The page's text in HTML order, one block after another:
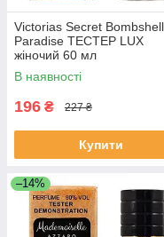
Victorias Secret Bombshell
Paradise ТЕСТЕР LUX
жіночий 60 мл
В наявності
196 ₴ 227 ₴
Купити
–14%